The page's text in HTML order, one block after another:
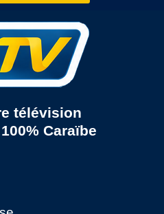
télévision
Caraïbe